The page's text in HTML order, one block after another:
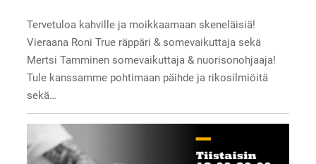
Tervetuloa kahville ja moikkaamaan skeneläisiä!
Vieraana Roni True räppäri & somevaikuttaja sekä
Mertsi Tamminen somevaikuttaja & nuorisonohjaaja!
Tule kanssamme pohtimaan päihde ja rikosilmiöitä
sekä…